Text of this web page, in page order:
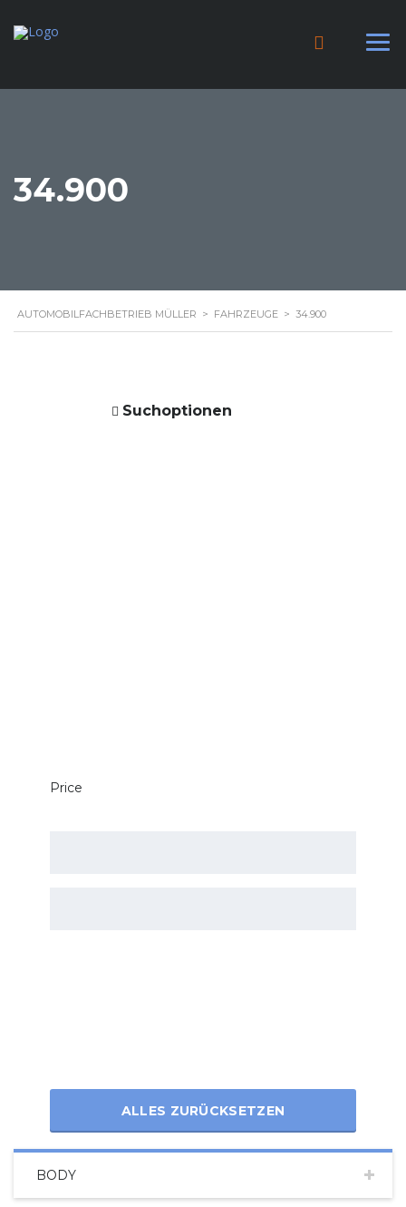
34.900
AUTOMOBILFACHBETRIEB MÜLLER > FAHRZEUGE > 34.900
Suchoptionen
Price
ALLES ZURÜCKSETZEN
BODY